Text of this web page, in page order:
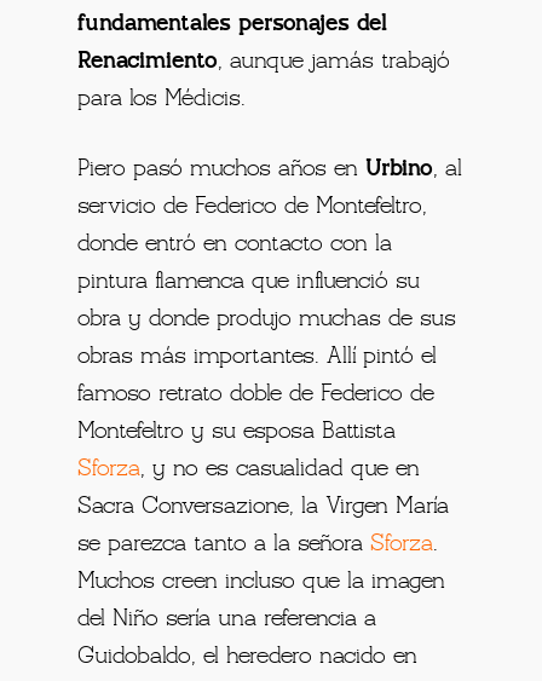
fundamentales personajes del
Renacimiento, aunque jamás trabajó
para los Médicis.
Piero pasó muchos años en Urbino, al
servicio de Federico de Montefeltro,
donde entró en contacto con la
pintura flamenca que influenció su
obra y donde produjo muchas de sus
obras más importantes. Allí pintó el
famoso retrato doble de Federico de
Montefeltro y su esposa Battista
Sforza, y no es casualidad que en
Sacra Conversazione, la Virgen María
se parezca tanto a la señoraSforza.
Muchos creen incluso que la imagen
del Niño sería una referencia a
Guidobaldo, el heredero nacido en